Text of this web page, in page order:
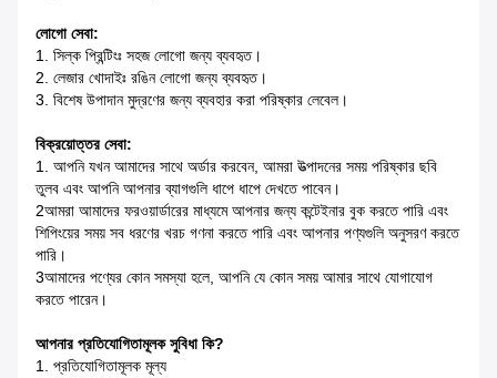
লোগো সেবা:
1. সিল্ক প্রিন্টিংঃ সহজ লোগো জন্য ব্যবহৃত।
2. লেজার খোদাইঃ রঙিন লোগো জন্য ব্যবহৃত।
3. বিশেষ উপাদান মুদ্রণের জন্য ব্যবহার করা পরিষ্কার লেবেল।
বিক্রয়োত্তর সেবা:
1. আপনি যখন আমাদের সাথে অর্ডার করবেন, আমরা উত্পাদনের সময় পরিষ্কার ছবি
তুলব এবং আপনি আপনার ব্যাগগুলি ধাপে ধাপে দেখতে পাবেন।
2আমরা আমাদের ফরওয়ার্ডারের মাধ্যমে আপনার জন্য কন্টেইনার বুক করতে পারি এবং
শিপিংয়ের সময় সব ধরণের খরচ গণনা করতে পারি এবং আপনার পণ্যগুলি অনুসরণ করতে
পারি।
3আমাদের পণ্যের কোন সমস্যা হলে, আপনি যে কোন সময় আমার সাথে যোগাযোগ
করতে পারেন।
আপনার প্রতিযোগিতামূলক সুবিধা কি?
1. প্রতিযোগিতামূলক মূল্য